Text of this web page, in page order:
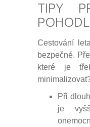
TIPY
Cestování
bezpečné.
které je
Při
je